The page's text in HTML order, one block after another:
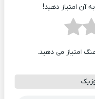
آن امتیاز دهید!
امتیاز می دهید.